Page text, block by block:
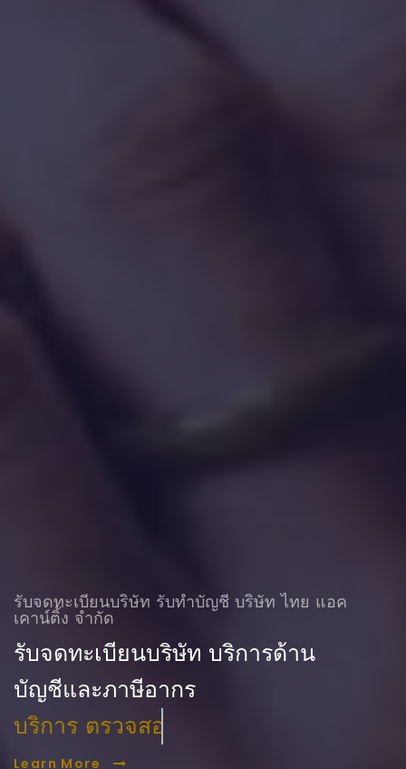
รับจดทะเบียนบริษัท รับทําบัญชี บริษัท ไทย แอค
เคาน์ติ้ง จำกัด
รับจดทะเบียนบริษัท บริการด้าน
บัญชีและภาษีอากร
บริการ ตรวจสอบบัญชี
Learn More